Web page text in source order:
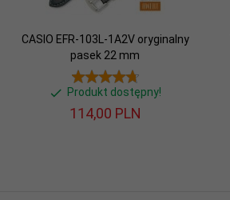
CASIO EFR-103L-1A2V oryginalny
pasek 22 mm
Produkt dostępny!
114,00 PLN